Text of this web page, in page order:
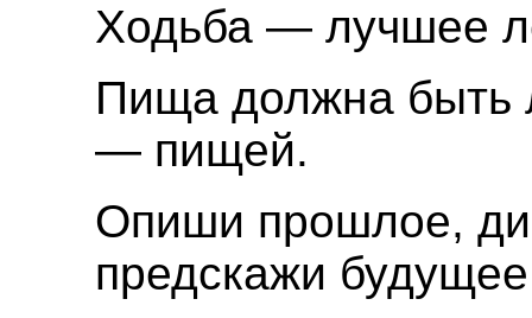
Ходьба — лучшее
Пища должна быть
— пищей.
Опиши прошлое,
предскажи